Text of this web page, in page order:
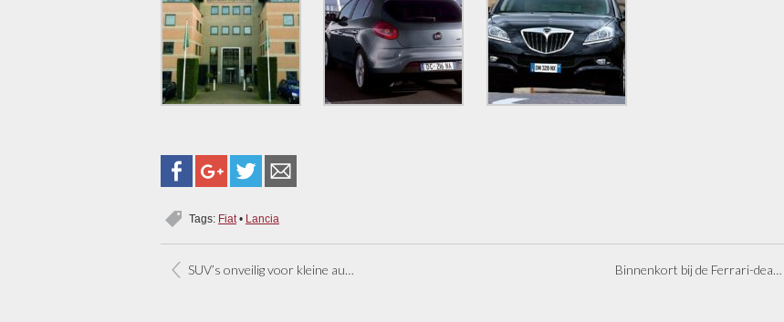
Tags: Fiat • Lancia
SUV’s onveilig voor kleine auto’s bij botsing Binnenkort bij de Ferrari-dealer: de Fiat 500